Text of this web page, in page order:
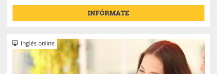
INFÓRMATE
Inglés online